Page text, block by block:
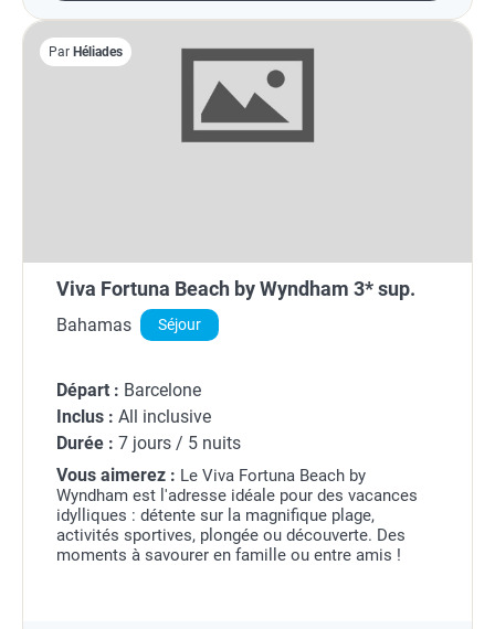
Par Héliades
Viva Fortuna Beach by Wyndham 3* sup.
Bahamas Séjour
Départ : Barcelone
Inclus : All inclusive
Durée : 7 jours / 5 nuits
Vous aimerez : Le Viva Fortuna Beach by
Wyndham est l'adresse idéale pour des vacances
idylliques : détente sur la magnifique plage,
activités sportives, plongée ou découverte. Des
moments à savourer en famille ou entre amis !